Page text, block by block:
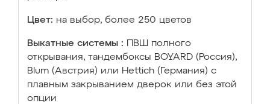
Цвет: на выбор, более 250 цветов
Выкатные системы :
ПВШ полного
открывания, тандембоксы BOYARD (Россия),
Blum (Австрия) или Hettich (Германия) с
плавным закрыванием дверок или без этой
опции